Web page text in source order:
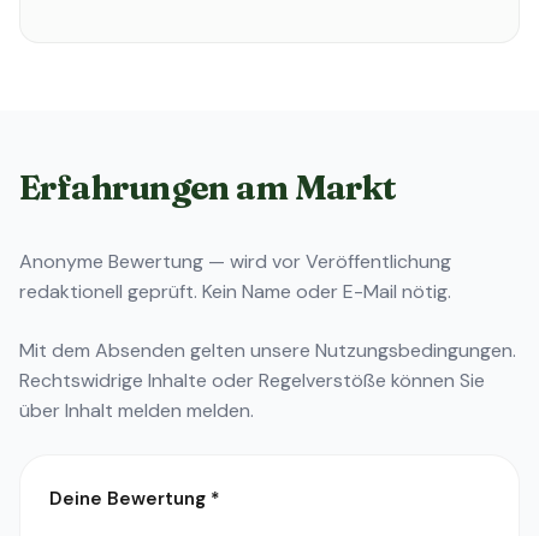
Erfahrungen am Markt
Anonyme Bewertung — wird vor Veröffentlichung
redaktionell geprüft. Kein Name oder E-Mail nötig.
Mit dem Absenden gelten unsere Nutzungsbedingungen.
Rechtswidrige Inhalte oder Regelverstöße können Sie
überInhalt melden melden.
Deine Bewertung *